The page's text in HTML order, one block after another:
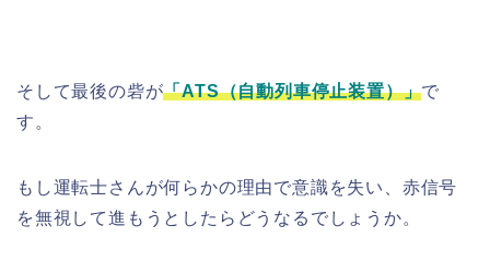
そして最後の砦が「ATS（自動列車停止装置）」で
す。
もし運転士さんが何らかの理由で意識を失い、赤信号
を無視して進もうとしたらどうなるでしょうか。